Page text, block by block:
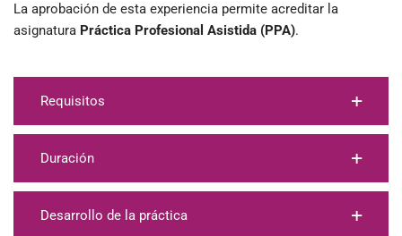
La aprobación de esta experiencia permite acreditar la
asignatura Práctica Profesional Asistida (PPA).
Requisitos
Duración
Desarrollo de la práctica